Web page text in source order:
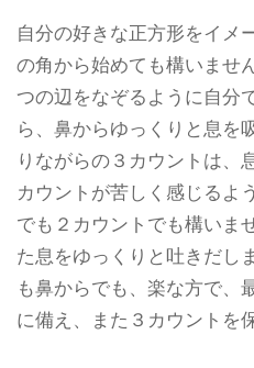
自分の好きな正方形をイメ
の角から始めても構いませ
つの辺をなぞるように自分
ら、鼻からゆっくりと息を
りながらの３カウントは、
カウントが苦しく感じるよ
でも２カウントでも構いま
た息をゆっくりと吐きだし
も鼻からでも、楽な方で、
に備え、また３カウントを